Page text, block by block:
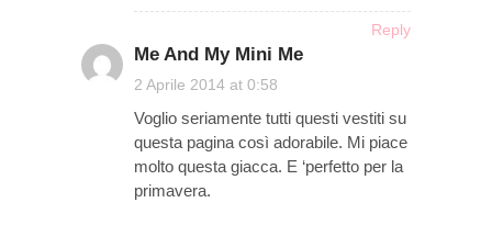
Reply
Me And My Mini Me
2 Aprile 2014 at 0:58
Voglio seriamente tutti questi vestiti su
questa pagina così adorabile. Mi piace
molto questa giacca. E ‘perfetto per la
primavera.